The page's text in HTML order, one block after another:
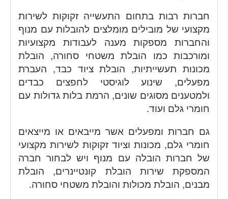
חברות רבות בתחום התעשייה זקוקות לשירות
מקצועי של מובילים מומלצים להובלות עם מנוף
והחברות מספקות מענה לעבודות מקצועיות
ומורכבות כמו הובלת משטחי סחורה, הובלת
מכונות תעשייתיות, הובלת ציוד כבד, העברת
מפעלים, שינוע לוגיסטי לחפצים כבדים
ולמטענים מסוגים שונים, הרמת בלות גדולות עם
חומרי גלם ועוד.
גם חברות ומפעלים אשר מייבאים או מייצאים
חומרי גלם, מכונות וציוד זקוקות לשירות מקצועי
של חברות הובלה עם מנוף ויש לבחור חברה
המספקת שירות הובלת קונטיינרים, הובלת
מבנים, הובלת מכולות והובלת משטחי סחורה.